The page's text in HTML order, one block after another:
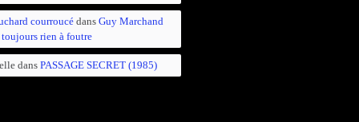
courroucédans Guy Marchand
toujours rien à foutre
dans PASSAGE SECRET (1985)